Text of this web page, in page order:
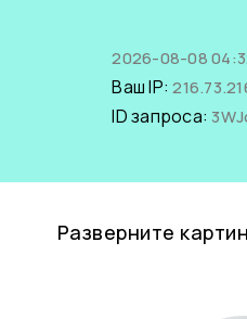
2026-08-08
Ваш IP:
ID запроса:
Разверните